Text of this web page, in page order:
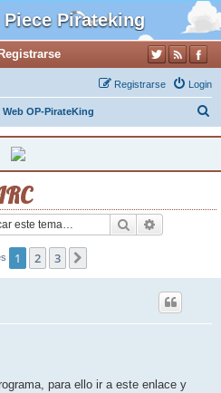
Pirateking
Registrarse
Login
Registrarse
Web OP-PirateKing
c
Buscar
1 2 3
para ello ir a este enlace y